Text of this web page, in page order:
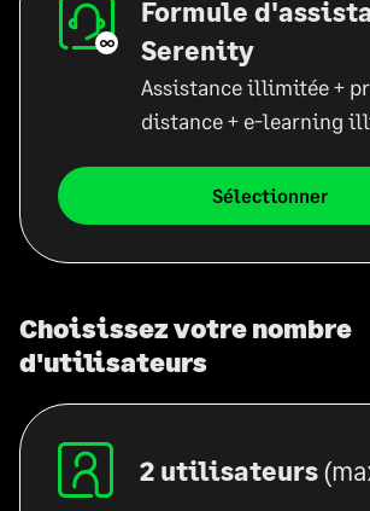
Formule
Serenity
Assistance illimitée +
distance + e-learning
Sélectionner
Choisissez votre nombre
d'utilisateurs
2 utilisateurs